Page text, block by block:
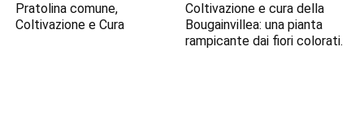
Pratolina comune,
Coltivazione e Cura
Coltivazione e cura della
Bougainvillea: una pianta
rampicante dai fiori colorati.